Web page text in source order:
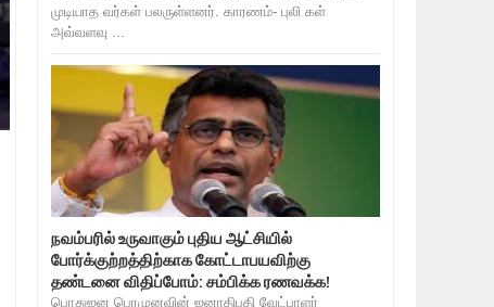
முடியாத வர்கள் பலருள்ளனர். காரணம்- புலி கள்
அவ்வளவு ...
நவம்பரில் உருவாகும் புதிய ஆட்சியில்
போர்க்குற்றத்திற்காக கோட்டாபயவிற்கு
தண்டனை விதிப்போம்: சம்பிக்க ரணவக்க!
பொதுஜன பெரமுனவின் ஜனாதிபதி வேட்பாளர்